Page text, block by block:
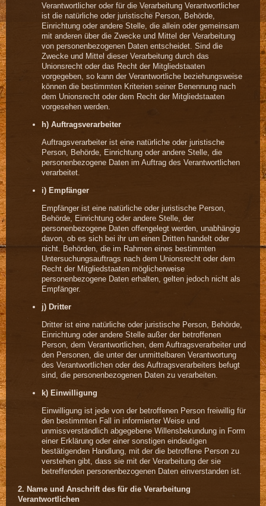
Verantwortlicher oder für die Verarbeitung Verantwortlicher
ist die natürliche oder juristische Person, Behörde,
Einrichtung oder andere Stelle, die allein oder gemeinsam
mit anderen über die Zwecke und Mittel der Verarbeitung
von personenbezogenen Daten entscheidet. Sind die
Zwecke und Mittel dieser Verarbeitung durch das
Unionsrecht oder das Recht der Mitgliedstaaten
vorgegeben, so kann der Verantwortliche beziehungsweise
können die bestimmten Kriterien seiner Benennung nach
dem Unionsrecht oder dem Recht der Mitgliedstaaten
vorgesehen werden.
h) Auftragsverarbeiter
Auftragsverarbeiter ist eine natürliche oder juristische
Person, Behörde, Einrichtung oder andere Stelle, die
personenbezogene Daten im Auftrag des Verantwortlichen
verarbeitet.
i) Empfänger
Empfänger ist eine natürliche oder juristische Person,
Behörde, Einrichtung oder andere Stelle, der
personenbezogene Daten offengelegt werden, unabhängig
davon, ob es sich bei ihr um einen Dritten handelt oder
nicht. Behörden, die im Rahmen eines bestimmten
Untersuchungsauftrags nach dem Unionsrecht oder dem
Recht der Mitgliedstaaten möglicherweise
personenbezogene Daten erhalten, gelten jedoch nicht als
Empfänger.
j) Dritter
Dritter ist eine natürliche oder juristische Person, Behörde,
Einrichtung oder andere Stelle außer der betroffenen
Person, dem Verantwortlichen, dem Auftragsverarbeiter und
den Personen, die unter der unmittelbaren Verantwortung
des Verantwortlichen oder des Auftragsverarbeiters befugt
sind, die personenbezogenen Daten zu verarbeiten.
k) Einwilligung
Einwilligung ist jede von der betroffenen Person freiwillig für
den bestimmten Fall in informierter Weise und
unmissverständlich abgegebene Willensbekundung in Form
einer Erklärung oder einer sonstigen eindeutigen
bestätigenden Handlung, mit der die betroffene Person zu
verstehen gibt, dass sie mit der Verarbeitung der sie
betreffenden personenbezogenen Daten einverstanden ist.
2. Name und Anschrift des für die Verarbeitung
Verantwortlichen